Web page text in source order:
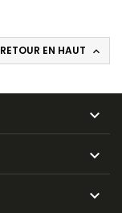
RETOUR EN HAUT 


